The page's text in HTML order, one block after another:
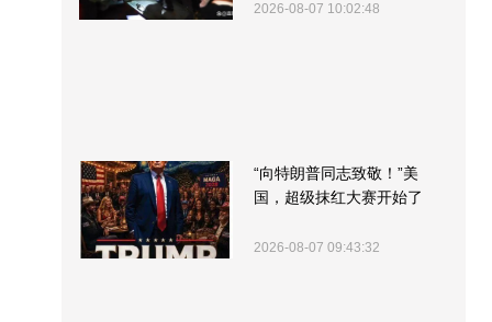
2026-08-07 10:02:48
“向特朗普同志致敬！”美
国，超级抹红大赛开始了
2026-08-07 09:43:32